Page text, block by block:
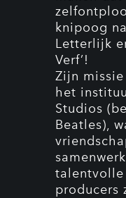
knipoog
Letterlijk
Verf’!
Zijn
het
Studios
Beatles),
talentvolle
producers